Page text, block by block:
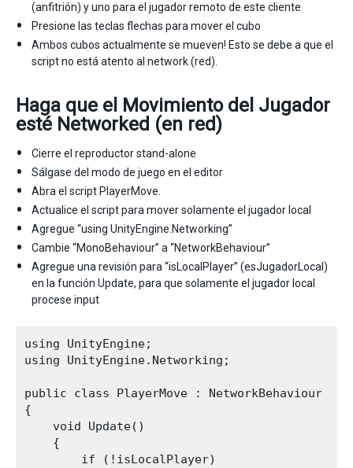
(anfitrión) y uno para el jugador remoto de este cliente
Presione las teclas flechas para mover el cubo
Ambos cubos actualmente se mueven! Esto se debe a que el
script no está atento al network (red).
Haga que el Movimiento del Jugador
esté Networked (en red)
Cierre el reproductor stand-alone
Sálgase del modo de juego en el editor
Abra el script PlayerMove.
Actualice el script para mover solamente el jugador local
Agregue “using UnityEngine.Networking”
Cambie “MonoBehaviour” a “NetworkBehaviour”
Agregue una revisión para “isLocalPlayer” (esJugadorLocal)
en la función Update, para que solamente el jugador local
procese input
using UnityEngine;
using UnityEngine.Networking;
public class PlayerMove : NetworkBehaviour
{
    void Update()
    {
        if (!isLocalPlayer)